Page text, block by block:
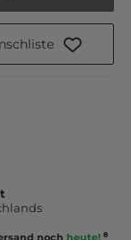
noch heute! 8